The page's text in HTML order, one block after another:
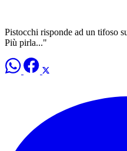
Pistocchi risponde ad un tifoso
Più pirla..."